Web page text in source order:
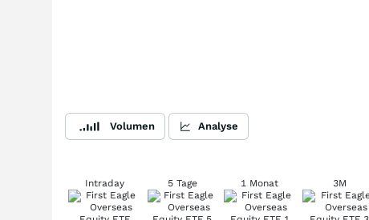
Volumen Analyse
Intraday 5 Tage 1 Monat 3M